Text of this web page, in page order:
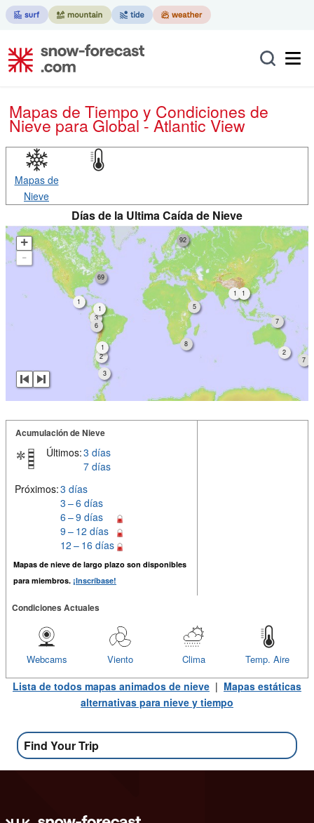
Mapas de Tiempo y Condiciones de
Nievepara Global - Atlantic View
Mapas de
Nieve
Días de la Ultima Caída de Nieve
+
-
8
7
7
2
3
3
1 1
6
69
92
2
1
5
1
1
Acumulación de Nieve
Últimos:3 días
7 días
Próximos:3 días
3 – 6 días
6 – 9 días
9 – 12 días
12 – 16 días
Mapas de nieve de largo plazo son disponibles
para miembros. ¡Inscríbase!
Condiciones Actuales
Temp. Aire
Clima
Viento
Webcams
Lista de todos mapas animados de nieve | Mapas estáticas
alternativas para nieve y tiempo
Find Your Trip